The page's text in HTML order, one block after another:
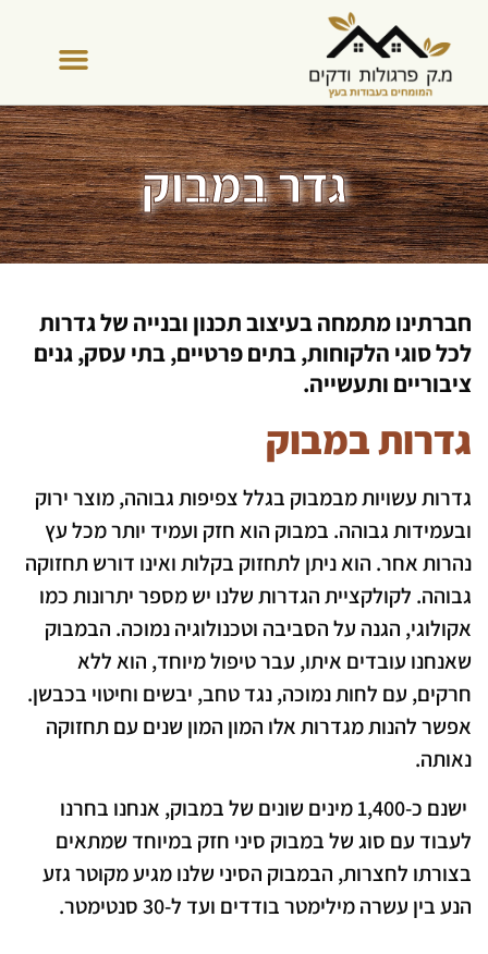
גדר במבוק
חברתינו מתמחה בעיצוב תכנון ובנייה של גדרות
לכל סוגי הלקוחות, בתים פרטיים, בתי עסק, גנים
ציבוריים ותעשייה.
גדרות במבוק
גדרות עשויות מבמבוק בגלל צפיפות גבוהה, מוצר ירוק
ובעמידות גבוהה. במבוק הוא חזק ועמיד יותר מכל עץ
נהרות אחר. הוא ניתן לתחזוק בקלות ואינו דורש תחזוקה
גבוהה. לקולקציית הגדרות שלנו יש מספר יתרונות כמו
אקולוגי, הגנה על הסביבה וטכנולוגיה נמוכה. הבמבוק
שאנחנו עובדים איתו, עבר טיפול מיוחד, הוא ללא
חרקים, עם לחות נמוכה, נגד טחב, יבשים וחיטוי בכבשן.
אפשר להנות מגדרות אלו המון המון שנים עם תחזוקה
נאותה.
ישנם כ-1,400 מינים שונים של במבוק, אנחנו בחרנו
לעבוד עם סוג של במבוק סיני חזק במיוחד שמתאים
בצורתו לחצרות, הבמבוק הסיני שלנו מגיע מקוטר גזע
הנע בין עשרה מילימטר בודדים ועד ל-30 סנטימטר.